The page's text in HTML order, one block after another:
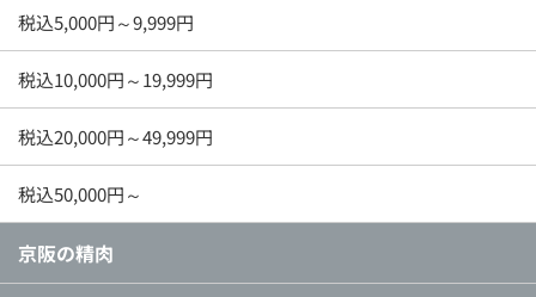
税込5,000円～9,999円
税込10,000円～19,999円
税込20,000円～49,999円
税込50,000円～
京阪の精肉